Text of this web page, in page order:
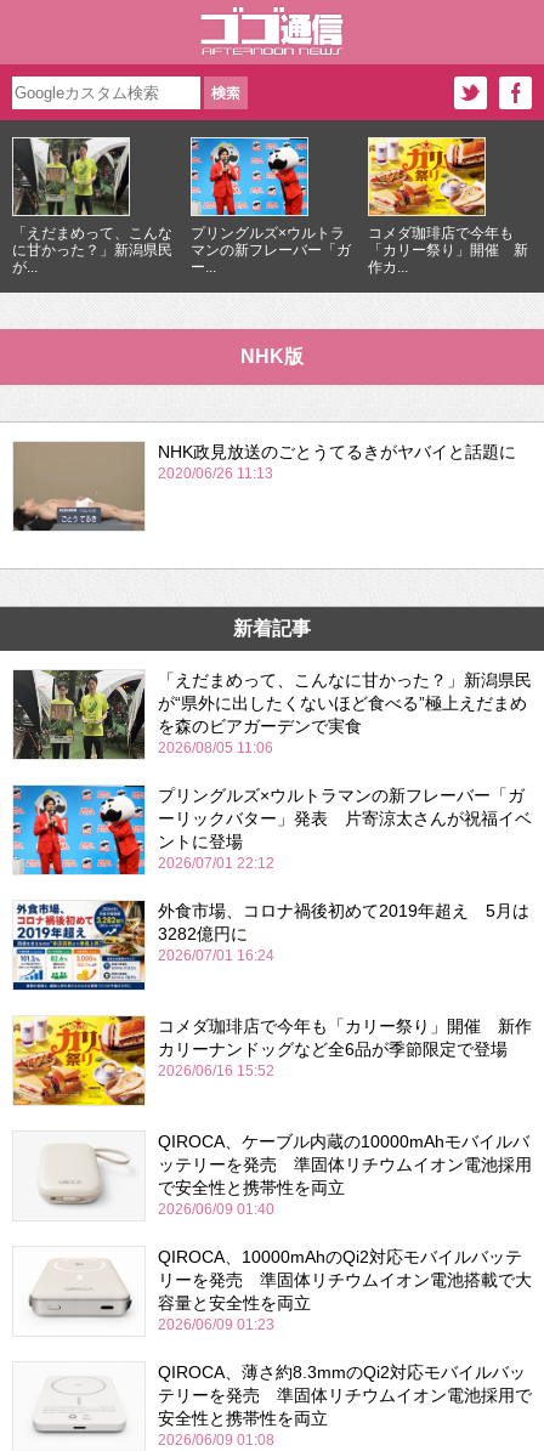
「えだまめって、こんな
に甘かった？」新潟県民
が...
プリングルズ×ウルトラ
マンの新フレーバー「ガ
ー...
コメダ珈琲店で今年も
「カリー祭り」開催 新
作カ...
NHK版
NHK政見放送のごとうてるきがヤバイと話題に
2020/06/26 11:13
新着記事
「えだまめって、こんなに甘かった？」新潟県民
が“県外に出したくないほど食べる”極上えだまめ
を森のビアガーデンで実食
2026/08/05 11:06
プリングルズ×ウルトラマンの新フレーバー「ガ
ーリックバター」発表 片寄涼太さんが祝福イベ
ントに登場
2026/07/01 22:12
外食市場、コロナ禍後初めて2019年超え 5月は
3282億円に
2026/07/01 16:24
コメダ珈琲店で今年も「カリー祭り」開催 新作
カリーナンドッグなど全6品が季節限定で登場
2026/06/16 15:52
QIROCA、ケーブル内蔵の10000mAhモバイルバ
ッテリーを発売 準固体リチウムイオン電池採用
で安全性と携帯性を両立
2026/06/09 01:40
QIROCA、10000mAhのQi2対応モバイルバッテ
リーを発売 準固体リチウムイオン電池搭載で大
容量と安全性を両立
2026/06/09 01:23
QIROCA、薄さ約8.3mmのQi2対応モバイルバッ
テリーを発売 準固体リチウムイオン電池採用で
安全性と携帯性を両立
2026/06/09 01:08